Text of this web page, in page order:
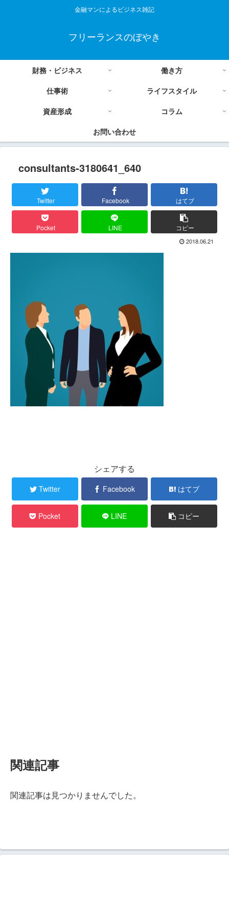
金融マンによるビジネス雑記
フリーランスのぼやき
財務・ビジネス
働き方
仕事術
ライフスタイル
資産形成
コラム
お問い合わせ
consultants-3180641_640
Twitter Facebook はてブ
Pocket LINE コピー
2018.06.21
シェアする
Twitter Facebook はてブ
Pocket LINE コピー
関連記事
関連記事は見つかりませんでした。